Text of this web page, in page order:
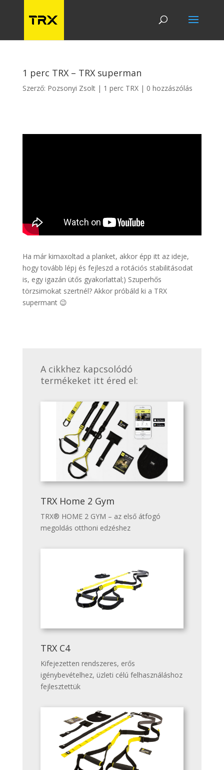
1 perc TRX – TRX superman
Szerző: Pozsonyi Zsolt 1 perc TRX 0 hozzászólás
Ha már kimaxoltad a planket, akkor épp itt az ideje,
hogy tovább lépj és fejleszd a rotációs stabilitásodat
is, egy igazán ütős gyakorlattal;) Szuperhős
törzsimokat szertnél? Akkor próbáld ki a TRX
supermant 😉
A cikkhez kapcsolódó
termékeket itt éred el:
TRX Home 2 Gym
TRX® HOME 2 GYM – az első átfogó
megoldás otthoni edzéshez
TRX C4
Kifejezetten rendszeres, erős
igénybevételhez, üzleti célú felhasználáshoz
fejlesztettük